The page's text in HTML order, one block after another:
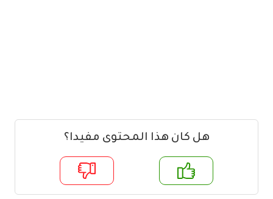
هل كان هذا المحتوى مفيدا؟
لا